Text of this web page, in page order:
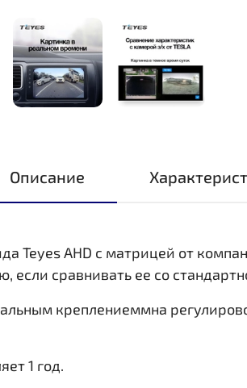
Описание
Teyes AHD с матрицей от
если сравнивать ее со
креплениеммна
1 год.